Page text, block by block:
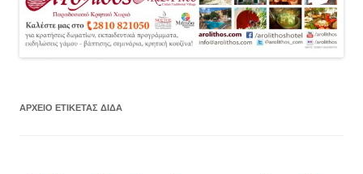
ΑΡΧΕΊΟ ΕΤΙΚΈΤΑΣ ΔΙΔΑ